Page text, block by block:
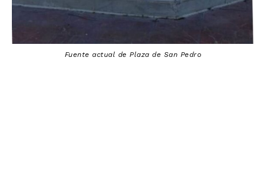
Fuente actual de Plaza de San Pedro